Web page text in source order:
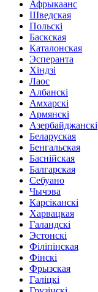
Афрыкаанс
Шведская
Польскі
Баскская
Каталонская
Эсперанта
Хіндзі
Лаос
Албанскі
Амхарскі
Армянскі
Азербайджанскі
Беларуская
Бенгальская
Баснійская
Балгарская
Себуано
Чычэва
Карсіканскі
Харвацкая
Галандскі
Эстонскі
Філіпінская
Фінскі
Фрызская
Галіцкі